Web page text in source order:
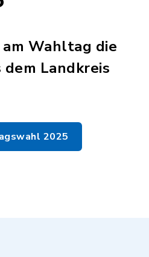
Wahltag die
dem Landkreis
2025